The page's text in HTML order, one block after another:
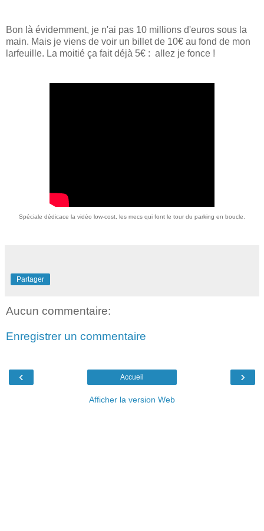
Bon là évidemment, je n'ai pas 10 millions d'euros sous la
main. Mais je viens de voir un billet de 10€ au fond de mon
larfeuille. La moitié ça fait déjà 5€ : allez je fonce !
Spéciale dédicace la vidéo low-cost, les mecs qui font le tour du parking en boucle.
Partager
Aucun commentaire:
Enregistrer un commentaire
‹ ›
Accueil
Afficher la version Web